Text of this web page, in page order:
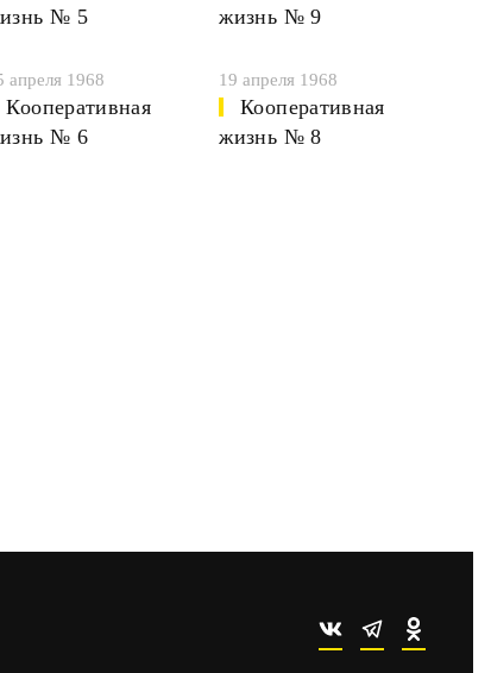
№ 5
жизнь № 9
апреля 1968
Кооперативная
№ 6
19 апреля 1968
Кооперативная
жизнь № 8